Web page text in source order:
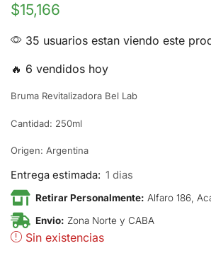
$15,166
35 usuarios estan viendo este
🔥 6 vendidos hoy
Bruma Revitalizadora Bel Lab
Cantidad: 250ml
Origen: Argentina
Entrega estimada: 1 dias
Retirar Personalmente: Alfaro 186,
Envio: Zona Norte y CABA
Sin existencias